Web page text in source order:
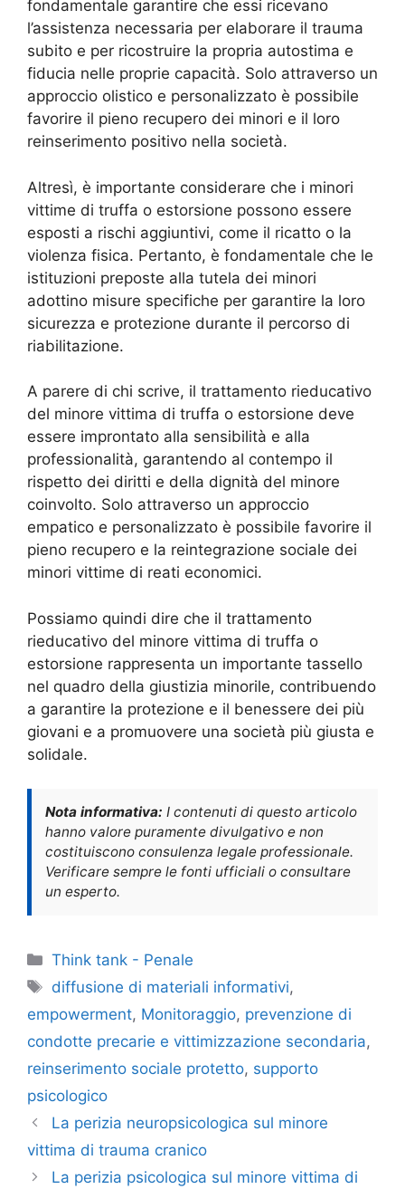
fondamentale garantire che essi ricevano
l’assistenza necessaria per elaborare il trauma
subito e per ricostruire la propria autostima e
fiducia nelle proprie capacità. Solo attraverso un
approccio olistico e personalizzato è possibile
favorire il pieno recupero dei minori e il loro
reinserimento positivo nella società.
Altresì, è importante considerare che i minori
vittime di truffa o estorsione possono essere
esposti a rischi aggiuntivi, come il ricatto o la
violenza fisica. Pertanto, è fondamentale che le
istituzioni preposte alla tutela dei minori
adottino misure specifiche per garantire la loro
sicurezza e protezione durante il percorso di
riabilitazione.
A parere di chi scrive, il trattamento rieducativo
del minore vittima di truffa o estorsione deve
essere improntato alla sensibilità e alla
professionalità, garantendo al contempo il
rispetto dei diritti e della dignità del minore
coinvolto. Solo attraverso un approccio
empatico e personalizzato è possibile favorire il
pieno recupero e la reintegrazione sociale dei
minori vittime di reati economici.
Possiamo quindi dire che il trattamento
rieducativo del minore vittima di truffa o
estorsione rappresenta un importante tassello
nel quadro della giustizia minorile, contribuendo
a garantire la protezione e il benessere dei più
giovani e a promuovere una società più giusta e
solidale.
Nota informativa: I contenuti di questo articolo
hanno valore puramente divulgativo e non
costituiscono consulenza legale professionale.
Verificare sempre le fonti ufficiali o consultare
un esperto.
Categorie
Think tank - Penale
Tag
diffusione di materiali informativi,
empowerment, Monitoraggio, prevenzione di
condotte precarie e vittimizzazione secondaria,
reinserimento sociale protetto, supporto
psicologico
La perizia neuropsicologica sul minore
vittima di trauma cranico
La perizia psicologica sul minore vittima di